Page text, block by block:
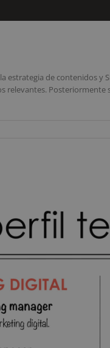
de contenidos y
Posteriormente